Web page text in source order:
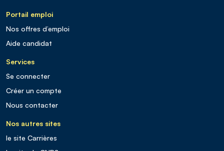
Portail emploi
Nos offres d’emploi
Aide candidat
Services
Se connecter
Créer un compte
Nous contacter
Nos autres sites
le site Carrières